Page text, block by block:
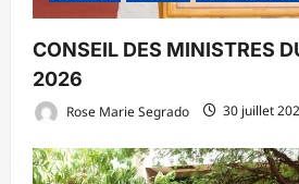
CONSEIL DES MINISTRES
2026
Rose Marie Segrado 30 juillet